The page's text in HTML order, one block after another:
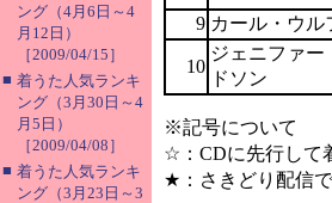
ング（4月6日～4
月12日）
［2009/04/15］
■ 着うた人気ランキ
ング（3月30日～4
月5日）
［2009/04/08］
■ 着うた人気ランキ
ング（3月23日～3
9 カール・ウル
10
ジェニファー
ドソン
※記号について
☆：CDに先行して
★：さきどり配信